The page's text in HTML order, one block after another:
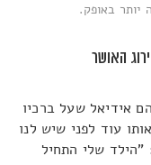
יותר באופק.
אידיאל שעל ברכיו
עוד לפני שיש לנו
"הילד שלי התחיל